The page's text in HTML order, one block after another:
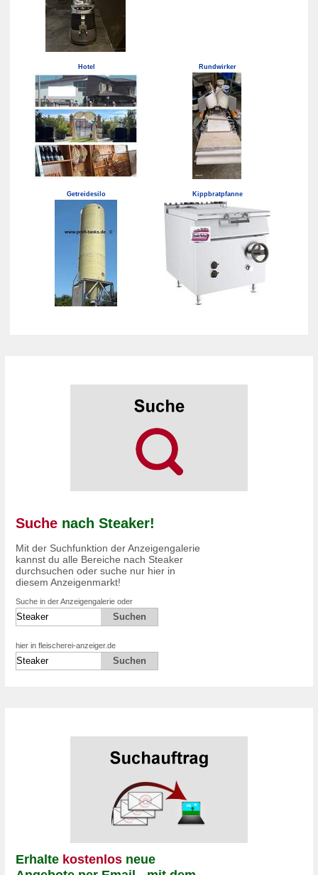
Hotel Rundwirker
Getreidesilo Kippbratpfanne
Suche nach Steaker!
Mit der Suchfunktion der Anzeigengalerie
kannst du alle Bereiche nach Steaker
durchsuchen oder suche nur hier in
diesem Anzeigenmarkt!
Suche in der Anzeigengalerie oder
hier in fleischerei-anzeiger.de
Erhalte kostenlos neue